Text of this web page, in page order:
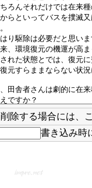
削除する場合には、
書き込み時